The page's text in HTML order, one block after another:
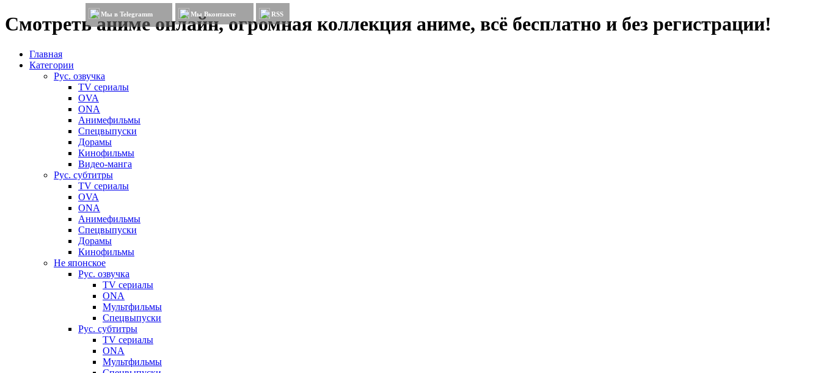
Смотреть аниме онлайн, огромная коллекция аниме, всё бесплатно и без регистрации!
Мы в Telegramm Мы Вконтакте RSS
Главная
Категории
Рус. озвучка
TV сериалы
OVA
ONA
Анимефильмы
Спецвыпуски
Дорамы
Кинофильмы
Видео-манга
Рус. субтитры
TV сериалы
OVA
ONA
Анимефильмы
Спецвыпуски
Дорамы
Кинофильмы
Не японское
Рус. озвучка
TV сериалы
ONA
Мультфильмы
Спецвыпуски
Рус. субтитры
TV сериалы
ONA
Мультфильмы